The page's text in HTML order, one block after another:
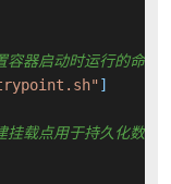
启动时运行的命令
]
点用于持久化数据